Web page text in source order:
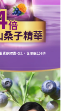
倍
桑子精華
素軟膠囊相比，含量高出4倍